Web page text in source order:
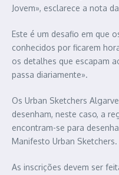
Jovem», esclarece a nota da
Este é um desafio em que
conhecidos por ficarem
os detalhes que escapam
passa diariamente».
Os Urban Sketchers
desenham, neste caso, a
encontram-se para
Manifesto Urban Sketchers.
As inscrições devem ser